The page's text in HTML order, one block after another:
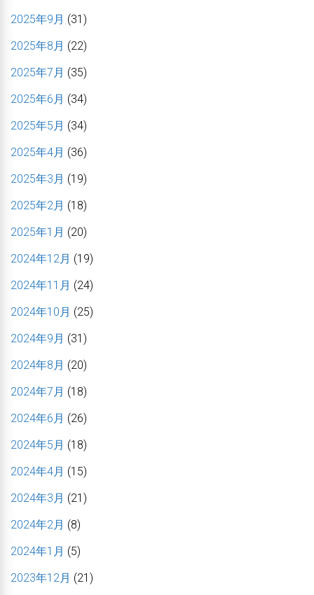
2025年9月 (31)
2025年8月 (22)
2025年7月 (35)
2025年6月 (34)
2025年5月 (34)
2025年4月 (36)
2025年3月 (19)
2025年2月 (18)
2025年1月 (20)
2024年12月 (19)
2024年11月 (24)
2024年10月 (25)
2024年9月 (31)
2024年8月 (20)
2024年7月 (18)
2024年6月 (26)
2024年5月 (18)
2024年4月 (15)
2024年3月 (21)
2024年2月 (8)
2024年1月 (5)
2023年12月 (21)